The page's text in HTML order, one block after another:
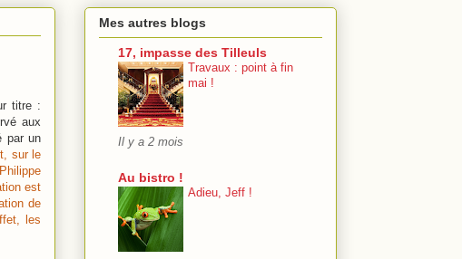
titre :
aux
par un
sur le
est
de
les
Mes autres blogs
17, impasse des Tilleuls
Travaux : point à fin
mai !
Il y a 2 mois
Au bistro !
Adieu, Jeff !